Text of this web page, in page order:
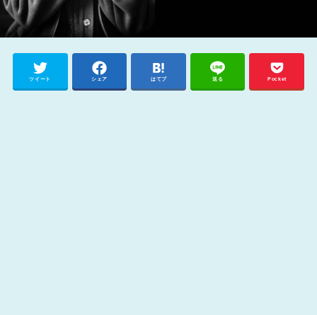
ツイート シェア はてブ 送る Pocket